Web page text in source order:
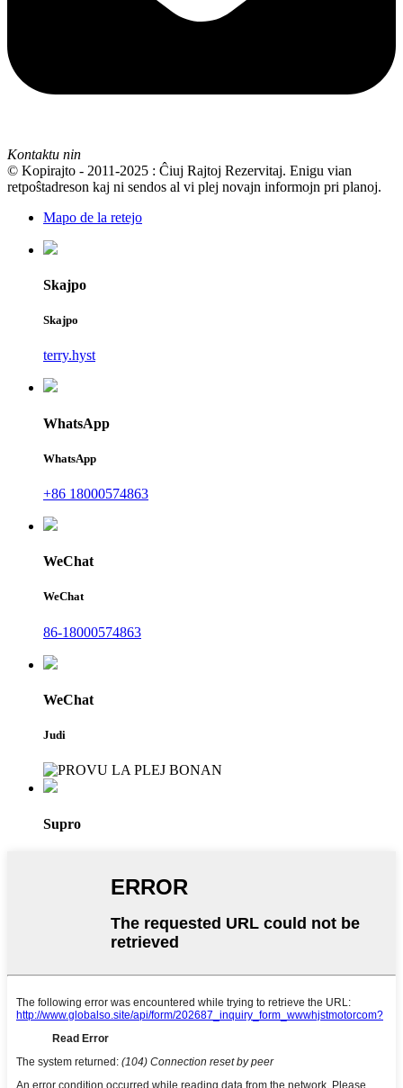
Kontaktu nin
© Kopirajto - 2011-2025 : Ĉiuj Rajtoj Rezervitaj. Enigu vian
retpoŝtadreson kaj ni sendos al vi plej novajn informojn pri planoj.
Mapo de la retejo
Skajpo
Skajpo
terry.hyst
WhatsApp
WhatsApp
+86 18000574863
WeChat
WeChat
86-18000574863
WeChat
Judi
Supro